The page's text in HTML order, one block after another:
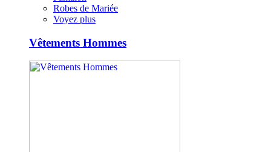
Robes de Mariée
Voyez plus
Vêtements Hommes